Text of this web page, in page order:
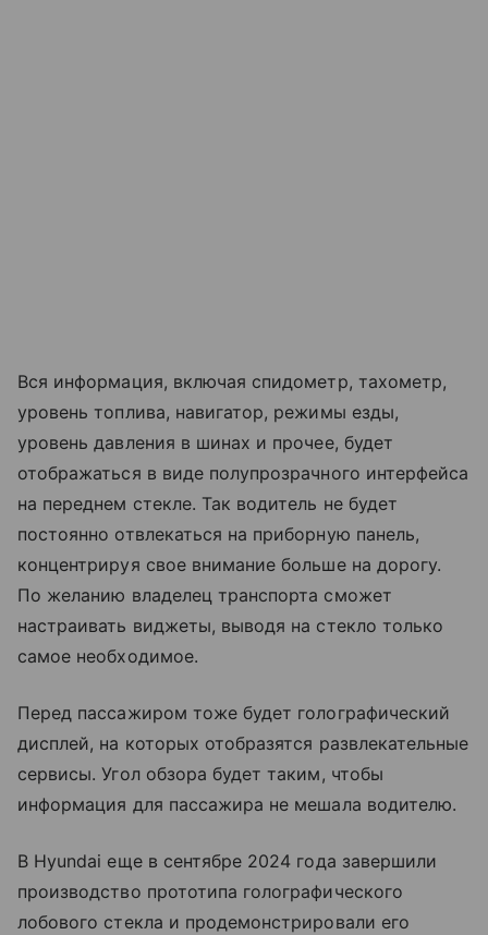
Вся информация, включая спидометр, тахометр,
уровень топлива, навигатор, режимы езды,
уровень давления в шинах и прочее, будет
отображаться в виде полупрозрачного интерфейса
на переднем стекле. Так водитель не будет
постоянно отвлекаться на приборную панель,
концентрируя свое внимание больше на дорогу.
По желанию владелец транспорта сможет
настраивать виджеты, выводя на стекло только
самое необходимое.
Перед пассажиром тоже будет голографический
дисплей, на которых отобразятся развлекательные
сервисы. Угол обзора будет таким, чтобы
информация для пассажира не мешала водителю.
В Hyundai еще в сентябре 2024 года завершили
производство прототипа голографического
лобового стекла и продемонстрировали его